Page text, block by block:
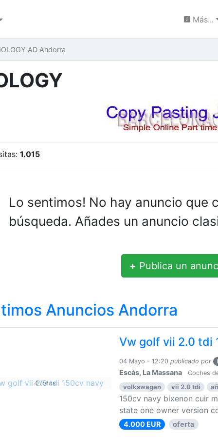
Más...
AD Andorra
1.015
Lo sentimos! No hay anuncio que
búsqueda. Añades un anuncio
+ Publica un
Anuncios Andorra
4 fotos
Vw golf vii 2.0 tdi
04 Mayo - 12:20 publicado por
Escàs, La Massana Coches
volkswagen vii 2.0 tdi
150cv navy bixenon cuir
state one owner version
4.000 EUR oferta